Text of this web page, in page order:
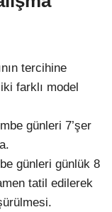
tercihine
farklı model
günleri 7’şer
günleri günlük 8
tatil edilerek